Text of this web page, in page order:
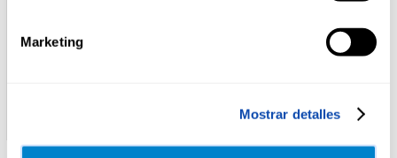
Marketing
Mostrar detalles
CARAMELO KIT KAT 100G